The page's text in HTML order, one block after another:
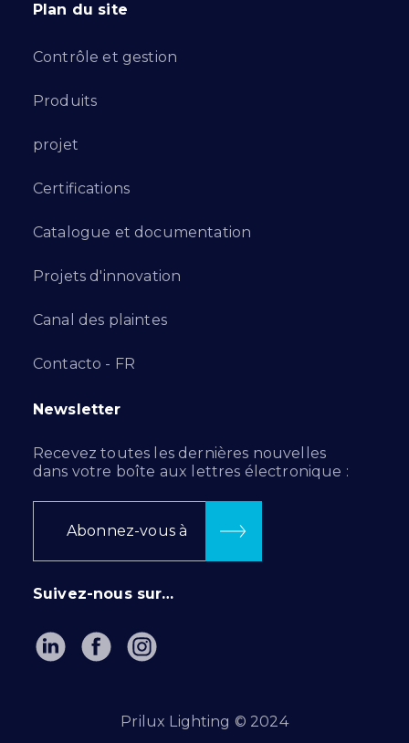
Plan du site
Contrôle et gestion
Produits
projet
Certifications
Catalogue et documentation
Projets d'innovation
Canal des plaintes
Contacto - FR
Newsletter
Recevez toutes les dernières nouvelles
dans votre boîte aux lettres électronique :
Abonnez-vous à
Suivez-nous sur…
Prilux Lighting © 2024